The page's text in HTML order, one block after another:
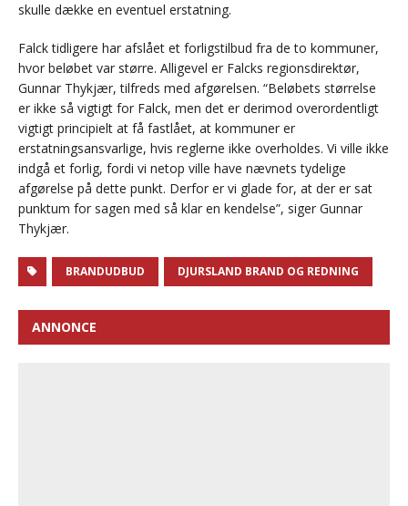
skulle dække en eventuel erstatning.
Falck tidligere har afslået et forligstilbud fra de to kommuner,
hvor beløbet var større. Alligevel er Falcks regionsdirektør,
Gunnar Thykjær, tilfreds med afgørelsen. “Beløbets størrelse
er ikke så vigtigt for Falck, men det er derimod overordentligt
vigtigt principielt at få fastlået, at kommuner er
erstatningsansvarlige, hvis reglerne ikke overholdes. Vi ville ikke
indgå et forlig, fordi vi netop ville have nævnets tydelige
afgørelse på dette punkt. Derfor er vi glade for, at der er sat
punktum for sagen med så klar en kendelse”, siger Gunnar
Thykjær.
BRANDUDBUD DJURSLAND BRAND OG REDNING
ANNONCE